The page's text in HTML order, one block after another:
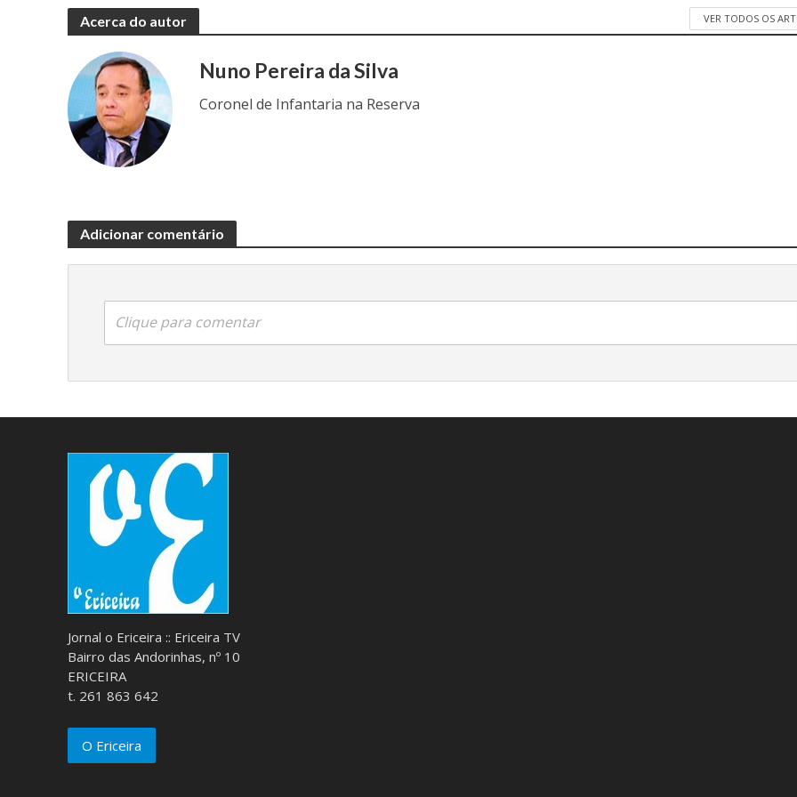
Acerca do autor VER TODOS OS
Nuno Pereira da Silva
Coronel de Infantaria na Reserva
Adicionar comentário
Clique para comentar
Jornal o Ericeira :: Ericeira TV
Bairro das Andorinhas, nº 10
ERICEIRA
t. 261 863 642
O Ericeira